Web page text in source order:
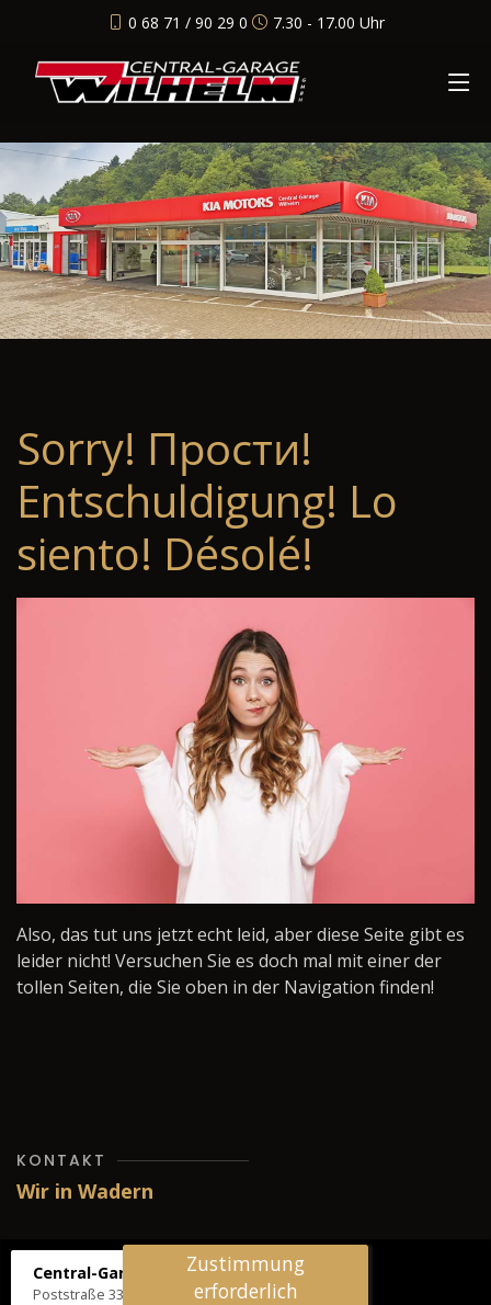
0 68 71 / 90 29 0 7.30 - 17.00 Uhr
Sorry! Прости!
Entschuldigung! Lo
siento! Désolé!
Also, das tut uns jetzt echt leid, aber diese Seite gibt es
leider nicht! Versuchen Sie es doch mal mit einer der
tollen Seiten, die Sie oben in der Navigation finden!
KONTAKT
Wir in Wadern
Central-Garage H. Wilhelm
Poststraße 33, 66687 Wadern
Zustimmung
erforderlich